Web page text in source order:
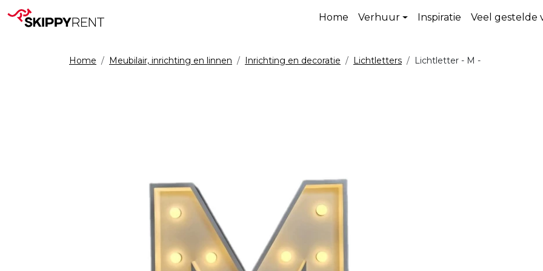
Home Verhuur Inspiratie Veel gestelde
Home Meubilair, inrichting en linnen Inrichting en decoratie Lichtletters Lichtletter - M -